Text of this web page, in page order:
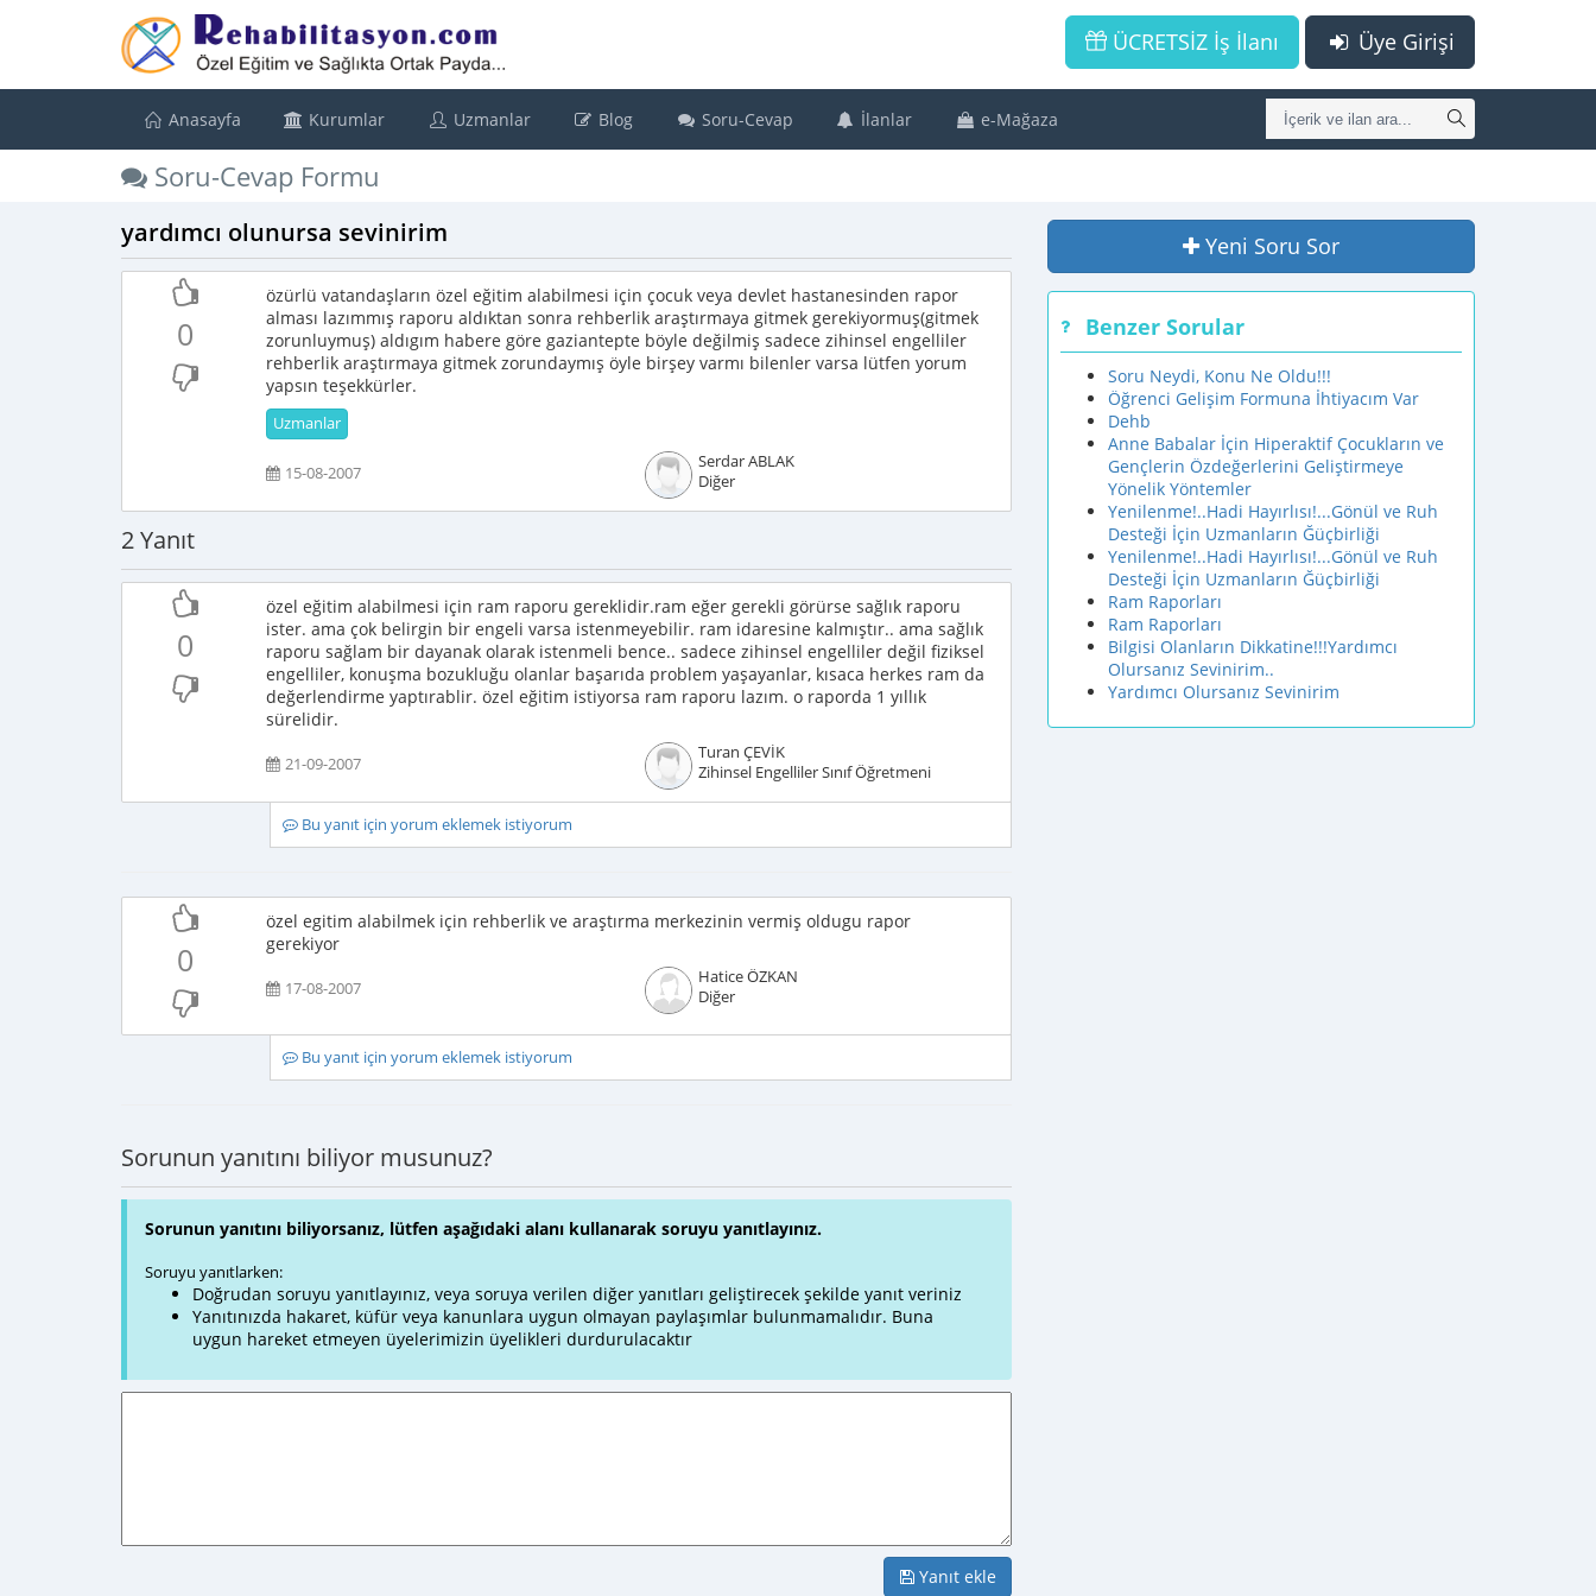
Üye Girişi
ÜCRETSİZ İş İlanı
Anasayfa Kurumlar Uzmanlar Blog Soru-Cevap İlanlar e-Mağaza
Soru-Cevap Formu
yardımcı olunursa sevinirim
0
özürlü vatandaşların özel eğitim alabilmesi için çocuk veya devlet hastanesinden rapor
alması lazımmış raporu aldıktan sonra rehberlik araştırmaya gitmek gerekiyormuş(gitmek
zorunluymuş) aldıgım habere göre gaziantepte böyle değilmiş sadece zihinsel engelliler
rehberlik araştırmaya gitmek zorundaymış öyle birşey varmı bilenler varsa lütfen yorum
yapsın teşekkürler.
Uzmanlar
15-08-2007
Serdar ABLAK
Diğer
2 Yanıt
0
özel eğitim alabilmesi için ram raporu gereklidir.ram eğer gerekli görürse sağlık raporu
ister. ama çok belirgin bir engeli varsa istenmeyebilir. ram idaresine kalmıştır.. ama sağlık
raporu sağlam bir dayanak olarak istenmeli bence.. sadece zihinsel engelliler değil fiziksel
engelliler, konuşma bozukluğu olanlar başarıda problem yaşayanlar, kısaca herkes ram da
değerlendirme yaptırablir. özel eğitim istiyorsa ram raporu lazım. o raporda 1 yıllık
sürelidir.
21-09-2007
Turan ÇEVİK
Zihinsel Engelliler Sınıf Öğretmeni
Bu yanıt için yorum eklemek istiyorum
0
özel egitim alabilmek için rehberlik ve araştırma merkezinin vermiş oldugu rapor
gerekiyor
17-08-2007
Hatice ÖZKAN
Diğer
Bu yanıt için yorum eklemek istiyorum
Sorunun yanıtını biliyor musunuz?
Sorunun yanıtını biliyorsanız, lütfen aşağıdaki alanı kullanarak soruyu yanıtlayınız.
Soruyu yanıtlarken:
Doğrudan soruyu yanıtlayınız, veya soruya verilen diğer yanıtları geliştirecek şekilde yanıt veriniz
Yanıtınızda hakaret, küfür veya kanunlara uygun olmayan paylaşımlar bulunmamalıdır. Buna
uygun hareket etmeyen üyelerimizin üyelikleri durdurulacaktır
Yanıt ekle
Yeni Soru Sor
Benzer Sorular
Soru Neydi, Konu Ne Oldu!!!
Öğrenci Gelişim Formuna İhtiyacım Var
Dehb
Anne Babalar İçin Hiperaktif Çocukların ve
Gençlerin Özdeğerlerini Geliştirmeye
Yönelik Yöntemler
Yenilenme!..Hadi Hayırlısı!...Gönül ve Ruh
Desteği İçin Uzmanların Ğüçbirliği
Yenilenme!..Hadi Hayırlısı!...Gönül ve Ruh
Desteği İçin Uzmanların Ğüçbirliği
Ram Raporları
Ram Raporları
Bilgisi Olanların Dikkatine!!!Yardımcı
Olursanız Sevinirim..
Yardımcı Olursanız Sevinirim